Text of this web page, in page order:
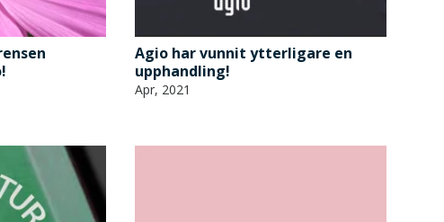
Agio har vunnit ytterligare en
upphandling!
Apr, 2021